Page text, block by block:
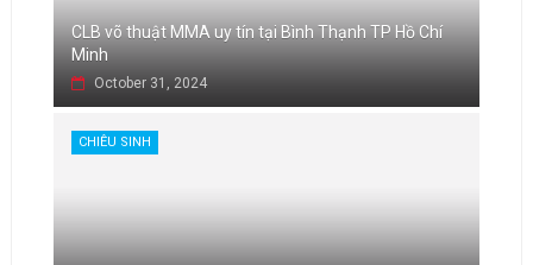
CLB võ thuật MMA uy tín tại Bình Thạnh TP Hồ Chí
Minh
October 31, 2024
CHIÊU SINH